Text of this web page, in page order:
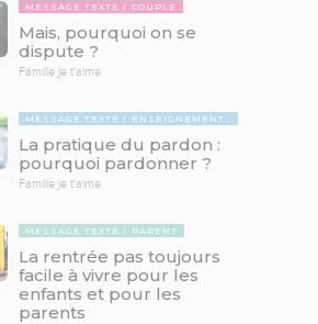
MESSAGE TEXTE COUPLE
Mais, pourquoi on se
dispute ?
Famille je t'aime
MESSAGE TEXTE ENSEIGNEMENTS BIBLIQUES
La pratique du pardon :
pourquoi pardonner ?
Famille je t'aime
MESSAGE TEXTE PARENT
La rentrée pas toujours
facile à vivre pour les
enfants et pour les
parents